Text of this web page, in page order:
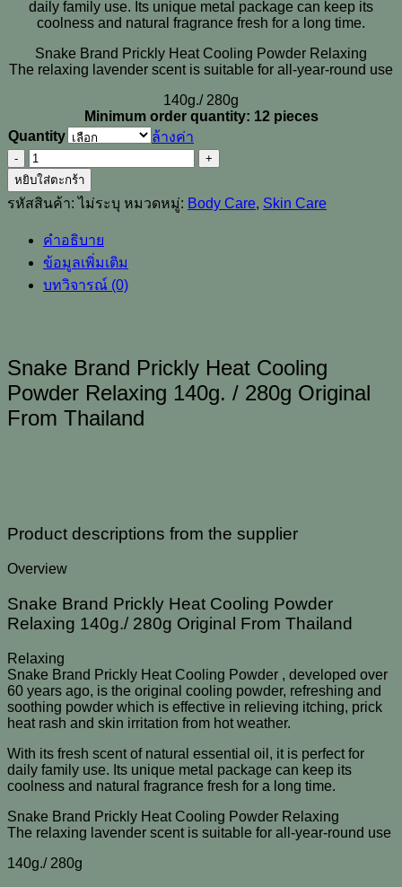
daily family use. Its unique metal package can keep its
coolness and natural fragrance fresh for a long time.
Snake Brand Prickly Heat Cooling Powder Relaxing
The relaxing lavender scent is suitable for all-year-round use
140g./ 280g
Minimum order quantity: 12 pieces
Quantity
ล้างค่า
จำนวน
Snake
Brand
Prickly
Cooling
Powder
Relaxing
140g.
Thailand
ชิ้น
หยิบใส่ตะกร้า
รหัสสินค้า:ไม่ระบุ หมวดหมู่: Body Care, Skin Care
คำอธิบาย
ข้อมูลเพิ่มเติม
บทวิจารณ์ (0)
Snake Brand Prickly Heat Cooling
Powder Relaxing 140g. / 280g Original
From Thailand
Product descriptions from the supplier
Overview
Snake Brand Prickly Heat Cooling Powder
Relaxing 140g./ 280g Original From Thailand
Relaxing
Snake Brand Prickly Heat Cooling Powder , developed over
60 years ago, is the original cooling powder, refreshing and
soothing powder which is effective in relieving itching, prick
heat rash and skin irritation from hot weather.
With its fresh scent of natural essential oil, it is perfect for
daily family use. Its unique metal package can keep its
coolness and natural fragrance fresh for a long time.
Snake Brand Prickly Heat Cooling Powder Relaxing
The relaxing lavender scent is suitable for all-year-round use
140g./ 280g